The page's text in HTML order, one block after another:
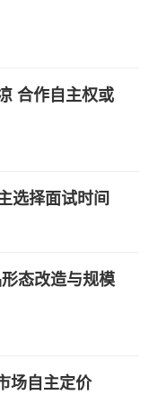
合作自主权或
选择面试时间
态改造与规模
场自主定价